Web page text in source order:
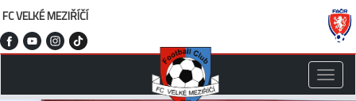
FC VELKÉ MEZIŘÍČÍ
Toggle